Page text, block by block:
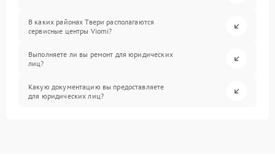
В каких районах Твери располагаются
сервисные центры Viomi?
Выполняете ли вы ремонт для юридических
лиц?
Какую документацию вы предоставляете
для юридических лиц?